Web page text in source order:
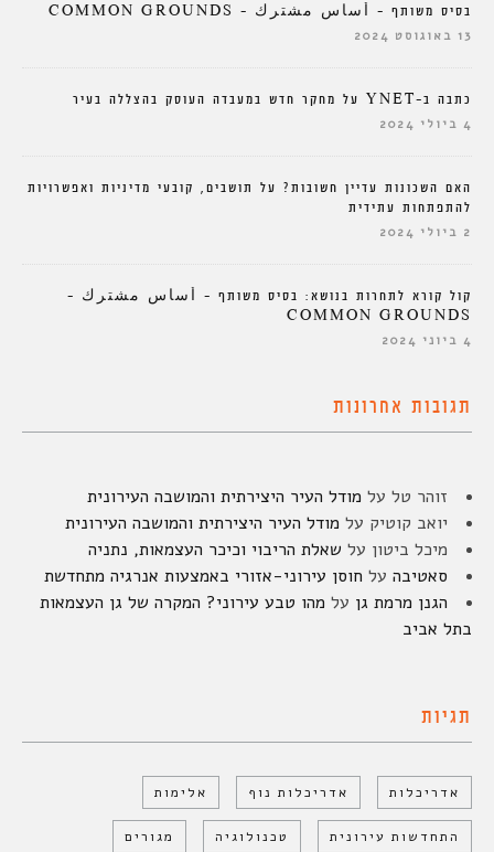
בסיס משותף – أساس مشترك – COMMON GROUNDS
13 באוגוסט 2024
כתבה ב-YNET על מחקר חדש במעבדה העוסק בהצללה בעיר
4 ביולי 2024
האם השכונות עדיין חשובות? על תושבים, קובעי מדיניות ואפשרויות
להתפתחות עתידית
2 ביולי 2024
קול קורא לתחרות בנושא: בסיס משותף – أساس مشترك –
COMMON GROUNDS
4 ביוני 2024
תגובות אחרונות
זוהר טל על מודל העיר היצירתית והמושבה העירונית
יואב קוטיק על מודל העיר היצירתית והמושבה העירונית
מיכל ביטון על שאלת הריבוי וכיכר העצמאות, נתניה
סאטיבה על חוסן עירוני-אזורי באמצעות אנרגיה מתחדשת
הגנן מרמת גן על מהו טבע עירוני? המקרה של גן העצמאות
בתל אביב
תגיות
אדריכלות אדריכלות נוף אלימות
התחדשות עירונית טכנולוגיה מגורים